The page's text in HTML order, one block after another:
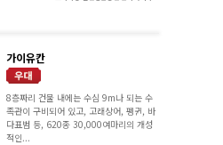
가이유칸
8층짜리 건물 내에는 수심 9m나 되는 수
족관이 구비되어 있고, 고래상어, 펭귄, 바
다표범 등, 620종 30,000여마리의 개성
적인...